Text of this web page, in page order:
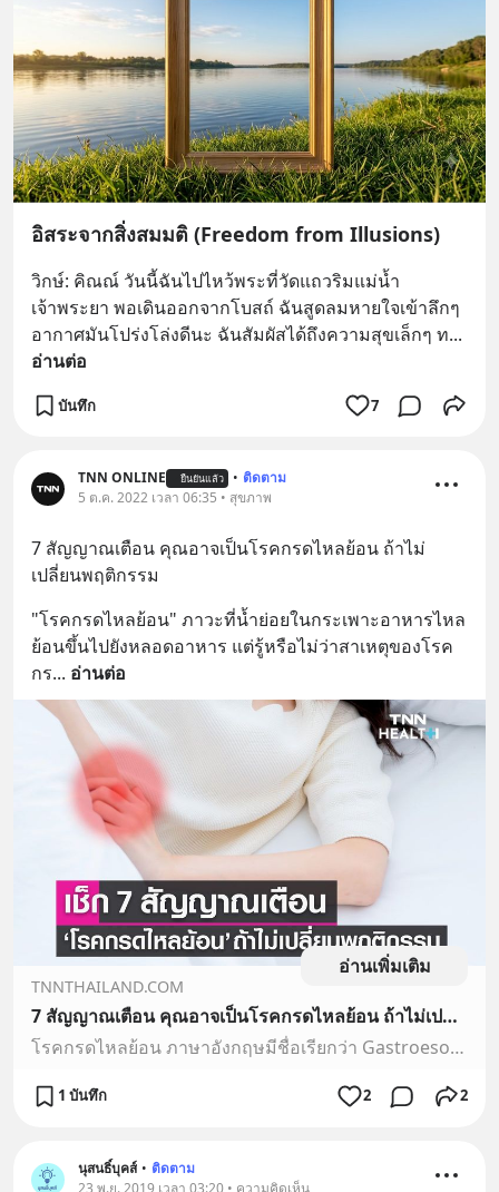
อิสระจากสิ่งสมมติ (Freedom from Illusions)
วิกษ์: คิณณ์ วันนี้ฉันไปไหว้พระที่วัดแถวริมแม่น้ำ
เจ้าพระยา พอเดินออกจากโบสถ์ ฉันสูดลมหายใจเข้าลึกๆ
อากาศมันโปร่งโล่งดีนะ ฉันสัมผัสได้ถึงความสุขเล็กๆ ท
อ่านต่อ
บันทึก 7
TNN ONLINE ยืนยันแล้ว • ติดตาม
5 ต.ค. 2022 เวลา 06:35 • สุขภาพ
7 สัญญาณเตือน คุณอาจเป็นโรคกรดไหลย้อน ถ้าไม่
เปลี่ยนพฤติกรรม
"โรคกรดไหลย้อน" ภาวะที่น้ำย่อยในกระเพาะอาหารไหล
ย้อนขึ้นไปยังหลอดอาหาร แต่รู้หรือไม่ว่าสาเหตุของโรค
กร... อ่านต่อ
อ่านเพิ่มเติม
TNNTHAILAND.COM
7 สัญญาณเตือน คุณอาจเป็นโรคกรดไหลย้อน ถ้าไม่เปลี่ยนพฤติกรรม
โรคกรดไหลย้อน ภาษาอังกฤษมีชื่อเรียกว่า Gastroesophageal Reflux Disease : GERD เป็นภาวะที่น้ำย่อยในกระเพาะอาหารไหลย้อนขึ้นไปยังหลอดอาหาร ซึ่งเกิดจากกรดในกระเพาะอาหาร จนทำให้เกิดอากา
1 บันทึก 2 2
นุสนธิ์บุคส์ • ติดตาม
23 พ.ย. 2019 เวลา 03:20 • ความคิดเห็น